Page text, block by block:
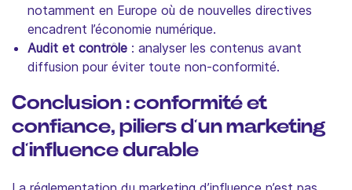
notamment en Europe où de nouvelles directives
encadrent l’économie numérique.
Audit et contrôle : analyser les contenus avant
diffusion pour éviter toute non-conformité.
Conclusion : conformité et
confiance, piliers d’un marketing
d’influence durable